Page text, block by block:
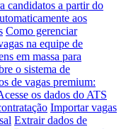
candidatos a partir do
aos
Como gerenciar
na equipe de
em massa para
o sistema de
de vagas premium:
os dados do ATS
Importar vagas
Extrair dados de